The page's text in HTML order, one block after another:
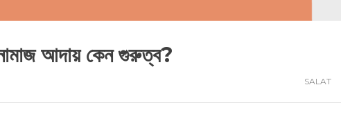
আদায় কেন গুরুত্ব?
SALAT